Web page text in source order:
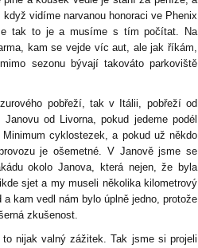
vidíme narvanou honoraci ve Phenix
tak to je a musíme s tím počítat. Na
kam se vejde víc aut, ale jak říkám,
sezonu bývají takováto parkoviště
pobřeží, tak v Itálii, pobřeží od
od Livorna, pokud jedeme podél
cyklostezek, a pokud už někdo
je ošemetné. V Janově jsme se
okolo Janova, která nejen, že byla
sjet a my museli několika kilometrový
kam vedl nám bylo úplně jedno, protože
zkušenost.
nijak valný zážitek. Tak jsme si projeli